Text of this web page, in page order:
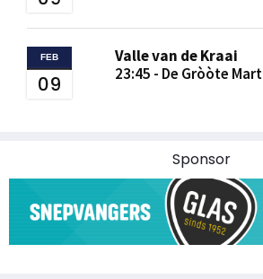
FEB
09
Valle van de Kraai
23:45 - De Gròòte Mart
Sponsor